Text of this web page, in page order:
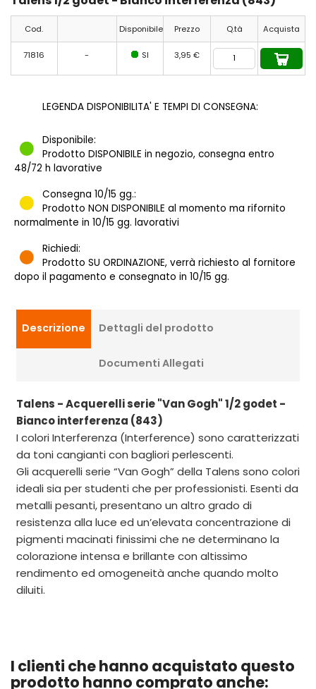
Cod. Disponibile Prezzo Q.tà Acquista
71816 - SI 3,95 €
LEGENDA DISPONIBILITA' E TEMPI DI CONSEGNA:
Disponibile:
Prodotto DISPONIBILE in negozio, consegna entro
48/72 h lavorative
Consegna 10/15 gg.:
Prodotto NON DISPONIBILE al momento ma rifornito
normalmente in 10/15 gg. lavorativi
Richiedi:
Prodotto SU ORDINAZIONE, verrà richiesto al fornitore
dopo il pagamento e consegnato in 10/15 gg.
Descrizione Dettagli del prodotto
Documenti Allegati
Talens - Acquerelli serie "Van Gogh" 1/2 godet -
Bianco interferenza (843)
I colori Interferenza (Interference) sono caratterizzati
da toni cangianti con bagliori perlescenti.
Gli acquerelli serie “Van Gogh” della Talens sono colori
ideali sia per studenti che per professionisti. Esenti da
metalli pesanti, presentano un altro grado di
resistenza alla luce ed un’elevata concentrazione di
pigmenti macinati finissimi che ne determinano la
colorazione intensa e brillante con altissimo
rendimento ed omogeneità anche quando molto
diluiti.
I clienti che hanno acquistato questo
prodotto hanno comprato anche: